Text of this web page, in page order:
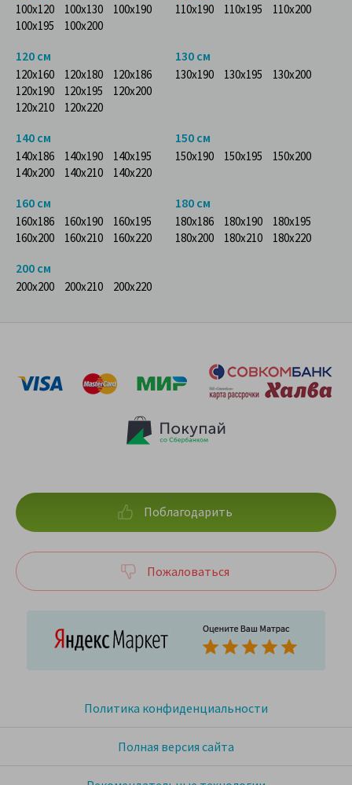
100x120 100x130
100x190
100x195
100x200
110x190 110x195 110x200
120 см
120x160 120x180
120x186
120x190
120x195
120x200
120x210
120x220
130 см
130x190 130x195 130x200
140 см
140x186 140x190
140x195
140x200
140x210 140x220
150 см
150x190 150x195 150x200
160 см
160x186 160x190
160x195
160x200
160x210 160x220
180 см
180x186 180x190
180x195
180x200
180x210 180x220
200 см
200x200 200x210 200x220
Политика конфиденциальности
Полная версия сайта
Поблагодарить
Пожаловаться